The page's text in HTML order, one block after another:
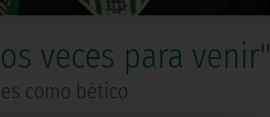
veces para venir"
como bético